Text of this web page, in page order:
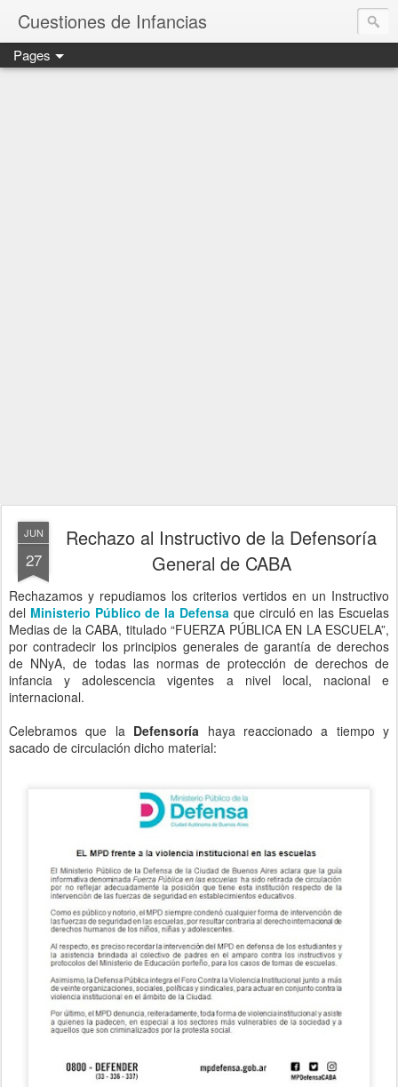
Cuestiones de Infancias
Pages
JUN
27
Rechazo al Instructivo de la Defensoría
General de CABA
Rechazamos y repudiamos los criterios vertidos en un Instructivo
del Ministerio Público de la Defensa que circuló en las Escuelas
Medias de la CABA, titulado “FUERZA PÚBLICA EN LA ESCUELA”,
por contradecir los principios generales de garantía de derechos
de NNyA, de todas las normas de protección de derechos de
infancia y adolescencia vigentes a nivel local, nacional e
internacional.
Celebramos que la Defensoría haya reaccionado a tiempo y
sacado de circulación dicho material: